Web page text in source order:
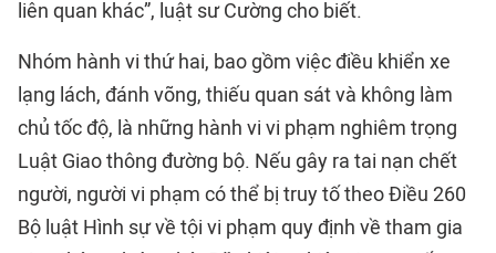
liên quan khác”, luật sư Cường cho biết.
Nhóm hành vi thứ hai, bao gồm việc điều khiển xe
lạng lách, đánh võng, thiếu quan sát và không làm
chủ tốc độ, là những hành vi vi phạm nghiêm trọng
Luật Giao thông đường bộ. Nếu gây ra tai nạn chết
người, người vi phạm có thể bị truy tố theo Điều 260
Bộ luật Hình sự về tội vi phạm quy định về tham gia